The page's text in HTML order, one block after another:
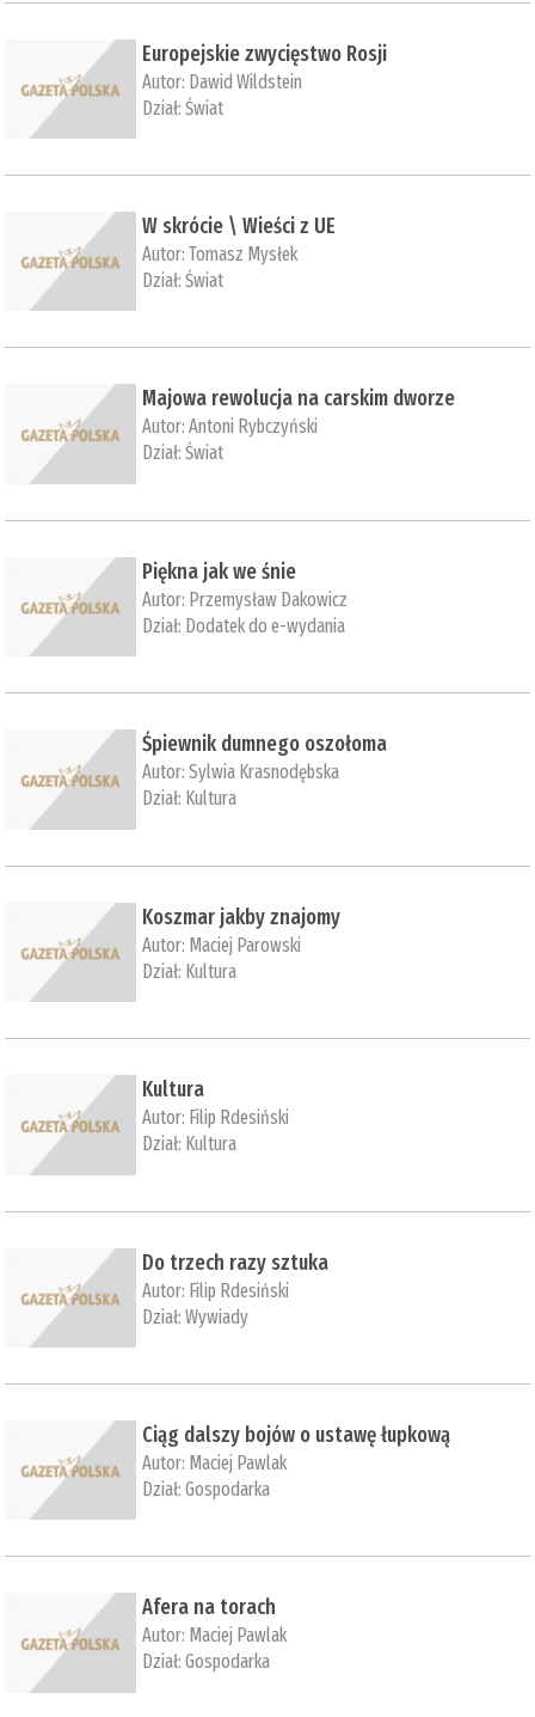
Europejskie zwycięstwo Rosji
Autor: Dawid Wildstein
Dział:Świat
W skrócie \ Wieści z UE
Autor:Tomasz Mysłek
Dział:Świat
Majowa rewolucja na carskim dworze
Autor:Antoni Rybczyński
Dział:Świat
Piękna jak we śnie
Autor: Przemysław Dakowicz
Dział: Dodatek do e-wydania
Śpiewnik dumnego oszołoma
Autor:Sylwia Krasnodębska
Dział: Kultura
Koszmar jakby znajomy
Autor: Maciej Parowski
Dział: Kultura
Kultura
Autor: Filip Rdesiński
Dział: Kultura
Do trzech razy sztuka
Autor: Filip Rdesiński
Dział:Wywiady
Ciąg dalszy bojów o ustawę łupkową
Autor: Maciej Pawlak
Dział:Gospodarka
Afera na torach
Autor: Maciej Pawlak
Dział:Gospodarka